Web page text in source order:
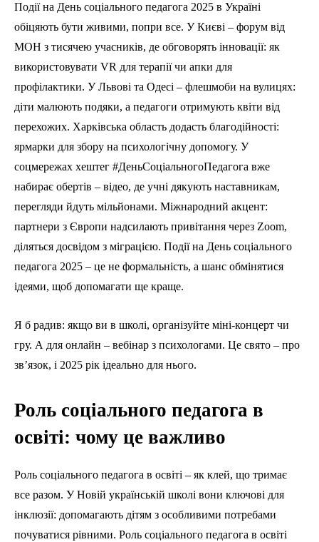
Події на День соціального педагога 2025 в Україні
обіцяють бути живими, попри все. У Києві – форум від
МОН з тисячею учасників, де обговорять інновації: як
використовувати VR для терапії чи апки для
профілактики. У Львові та Одесі – флешмоби на вулицях:
діти малюють подяки, а педагоги отримують квіти від
перехожих. Харківська область додасть благодійності:
ярмарки для збору на психологічну допомогу. У
соцмережах хештег #ДеньСоціальногоПедагога вже
набирає обертів – відео, де учні дякують наставникам,
перегляди йдуть мільйонами. Міжнародний акцент:
партнери з Європи надсилають привітання через Zoom,
діляться досвідом з міграцією. Події на День соціального
педагога 2025 – це не формальність, а шанс обмінятися
ідеями, щоб допомагати ще краще.
Я б радив: якщо ви в школі, організуйте міні-концерт чи
гру. А для онлайн – вебінар з психологами. Це свято – про
зв’язок, і 2025 рік ідеально для нього.
Роль соціального педагога в
освіті: чому це важливо
Роль соціального педагога в освіті – як клей, що тримає
все разом. У Новій українській школі вони ключові для
інклюзії: допомагають дітям з особливими потребами
почуватися рівними. Роль соціального педагога в освіті